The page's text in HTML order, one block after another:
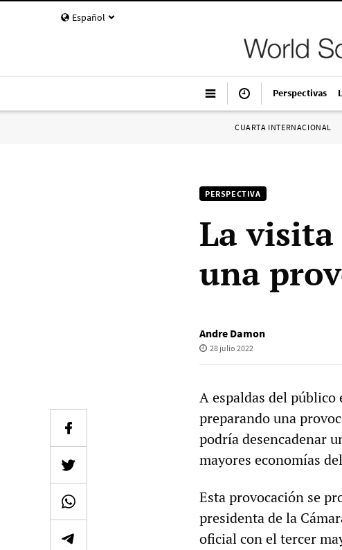
Español
Perspectivas
CUARTA INTERNACIONAL
PERSPECTIVA
La visita
una
Andre Damon
28 julio 2022
A espaldas del
preparando una
podría desencadenar
mayores economías
Esta provocación se
presidenta de la
oficial con el tercer